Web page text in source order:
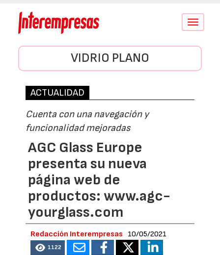
Conmutar
VIDRIO PLANO
ACTUALIDAD
Cuenta con una navegación y
funcionalidad mejoradas
AGC Glass Europe
presenta su nueva
página web de
productos: www.agc-
yourglass.com
Redacción Interempresas 10/05/2021
1122